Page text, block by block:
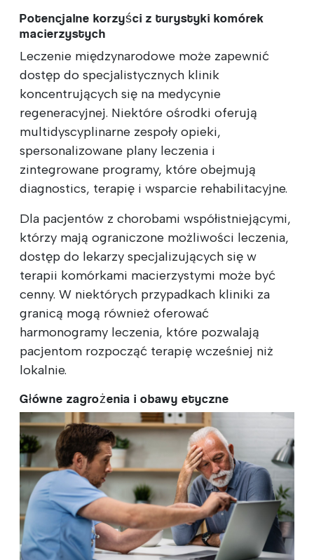
Potencjalne korzyści z turystyki komórek
macierzystych
Leczenie międzynarodowe może zapewnić
dostęp do specjalistycznych klinik
koncentrujących się na medycynie
regeneracyjnej. Niektóre ośrodki oferują
multidyscyplinarne zespoły opieki,
spersonalizowane plany leczenia i
zintegrowane programy, które obejmują
‍‍diagnostics, terapię i wsparcie rehabilitacyjne.
Dla pacjentów z chorobami współistniejącymi,
którzy mają ograniczone możliwości leczenia,
dostęp do lekarzy specjalizujących się w
terapii komórkami macierzystymi może być
cenny. W niektórych przypadkach kliniki za
granicą mogą również oferować
harmonogramy leczenia, które pozwalają
pacjentom rozpocząć terapię wcześniej niż
lokalnie.
Główne zagrożenia i obawy etyczne